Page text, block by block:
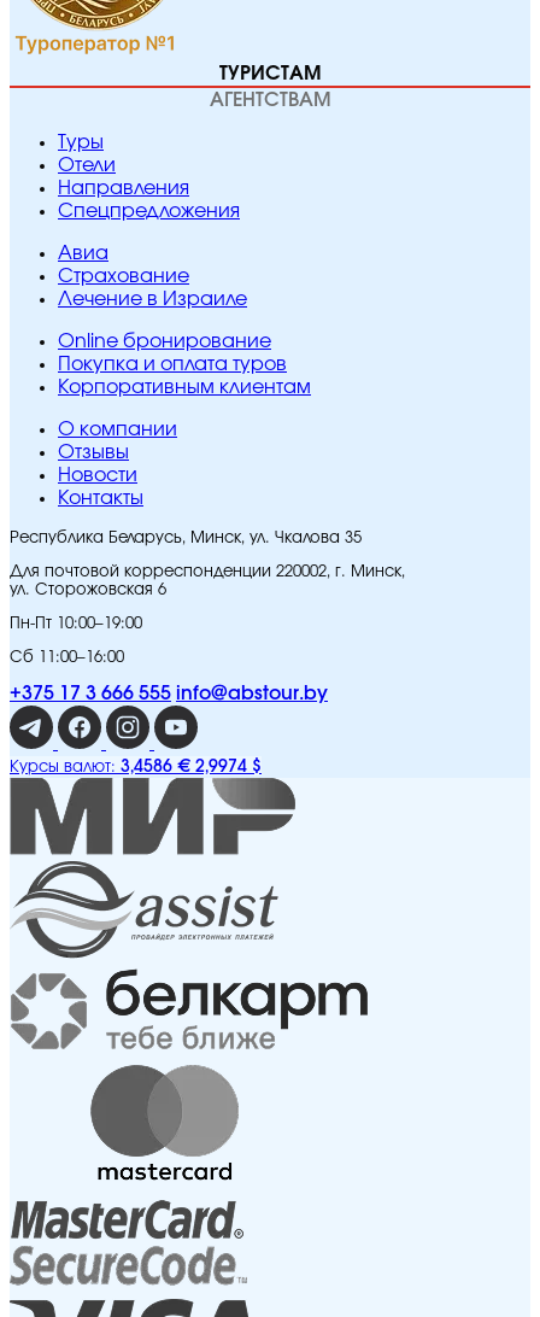
ТУРИСТАМ
АГЕНТСТВАМ
Туры
Отели
Направления
Спецпредложения
Авиа
Страхование
Лечение в Израиле
Online бронирование
Покупка и оплата туров
Корпоративным клиентам
O компании
Отзывы
Новости
Контакты
Республика Беларусь, Минск, ул. Чкалова 35
Для почтовой корреспонденции 220002, г. Минск,
ул. Сторожовская 6
Пн-Пт 10:00–19:00
Сб 11:00–16:00
+375 17 3 666 555 info@abstour.by
Курсы валют: 3,4586 € 2,9974 $